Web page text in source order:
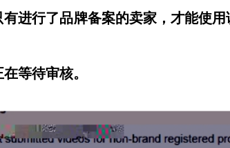
有进行了品牌备案的卖家，才能使
等待审核。